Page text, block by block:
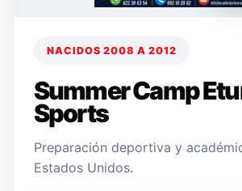
NACIDOS 2008 A 2012
Summer Camp
Sports
Preparación deportiva y
Estados Unidos.